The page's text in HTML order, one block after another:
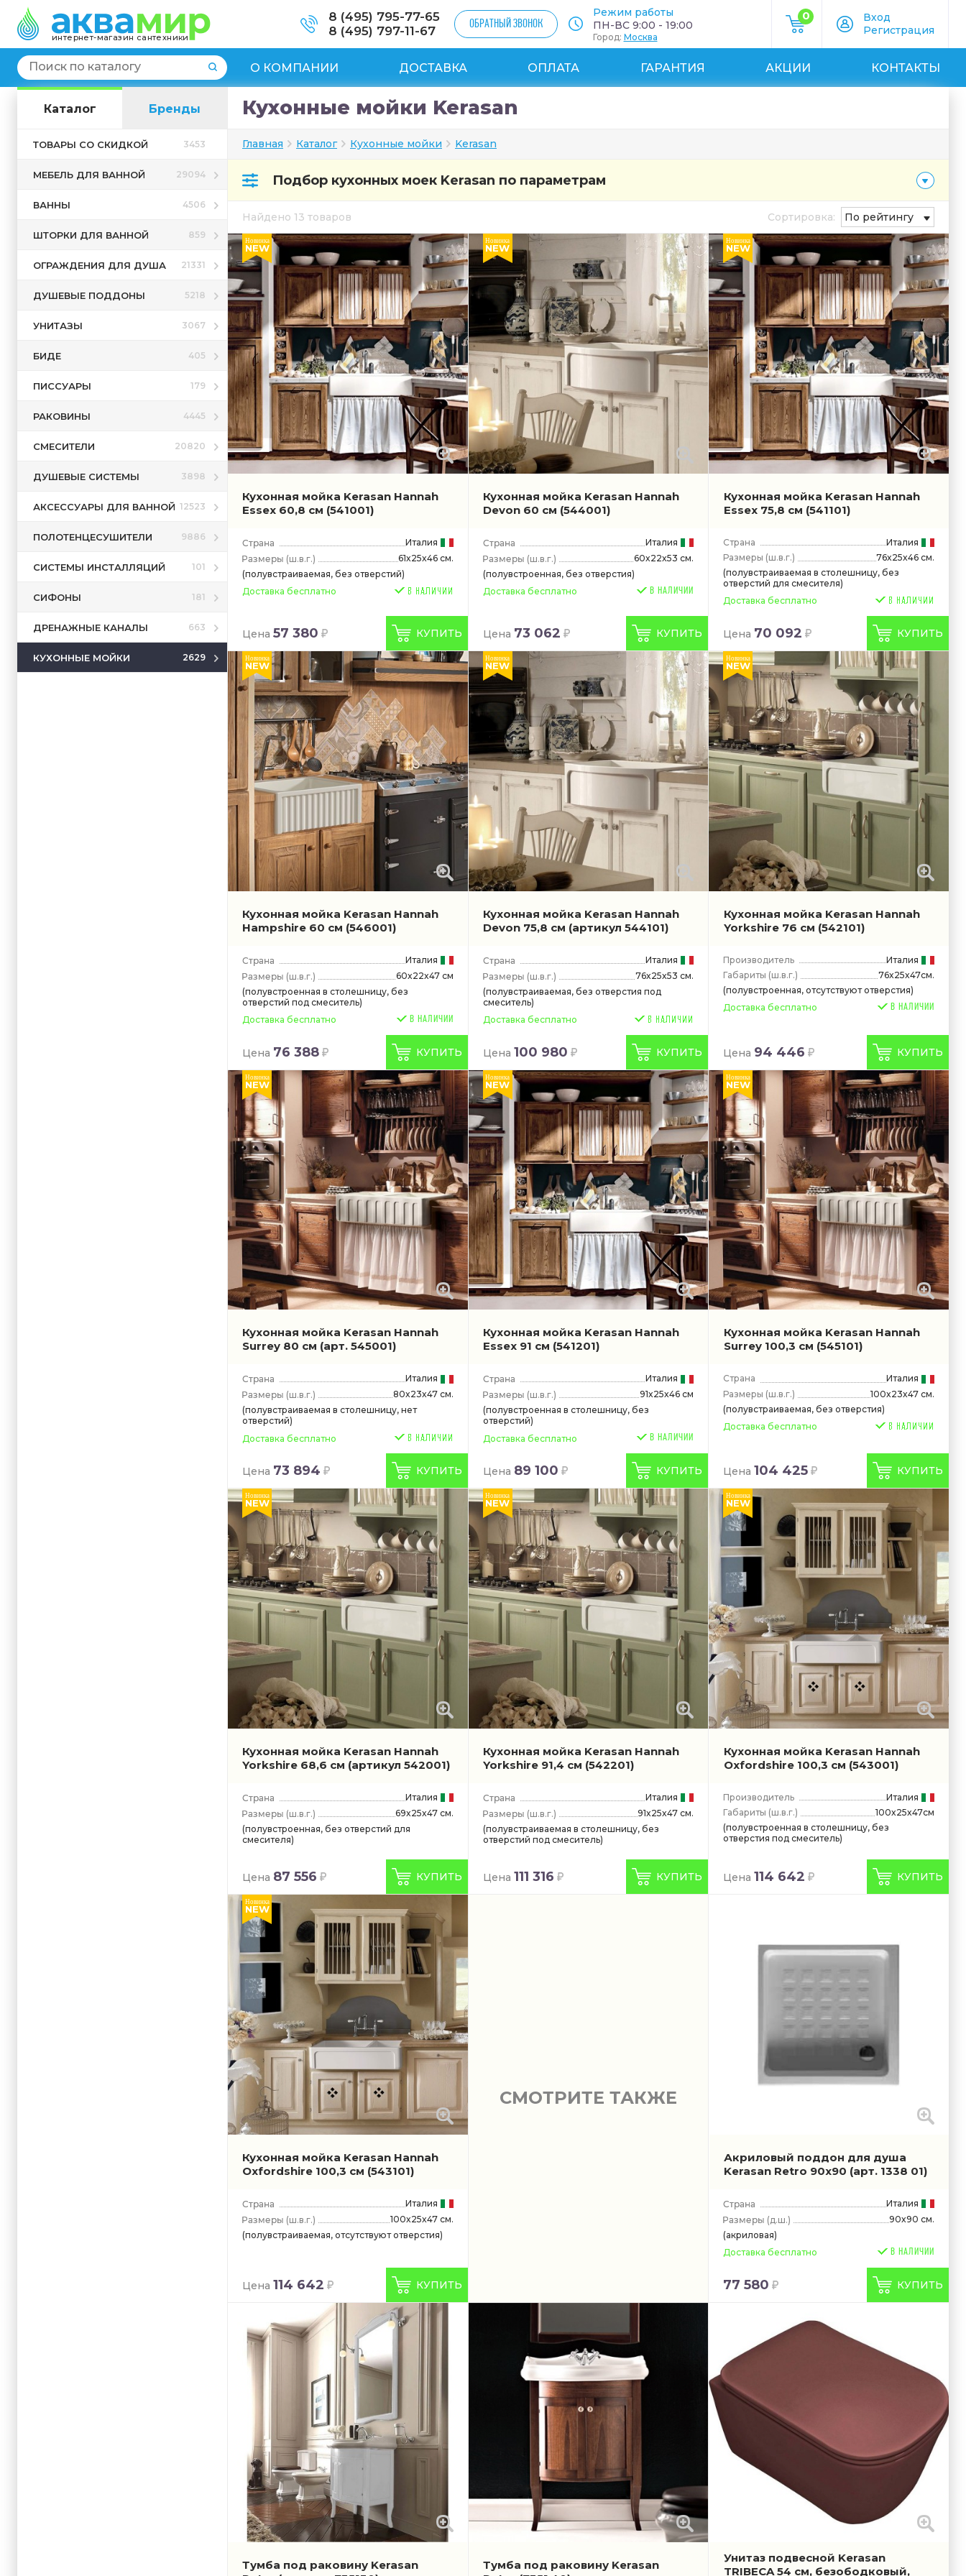
интернет-магазин сантехники
8 (495) 795-77-65
8 (495) 797-11-67
ОБРАТНЫЙ ЗВОНОК
Режим работы
ПН-ВС 9:00 - 19:00
Город: Москва
0
Вход
Регистрация
О КОМПАНИИ ДОСТАВКА ОПЛАТА ГАРАНТИЯ АКЦИИ КОНТАКТЫ
Каталог Бренды
ТОВАРЫ СО СКИДКОЙ 3453
МЕБЕЛЬ ДЛЯ ВАННОЙ 29094
ВАННЫ 4506
ШТОРКИ ДЛЯ ВАННОЙ 859
ОГРАЖДЕНИЯ ДЛЯ ДУША 21331
ДУШЕВЫЕ ПОДДОНЫ 5218
УНИТАЗЫ 3067
БИДЕ 405
ПИССУАРЫ 179
РАКОВИНЫ 4445
СМЕСИТЕЛИ 20820
ДУШЕВЫЕ СИСТЕМЫ 3898
АКСЕССУАРЫ ДЛЯ ВАННОЙ 12523
ПОЛОТЕНЦЕСУШИТЕЛИ 9886
СИСТЕМЫ ИНСТАЛЛЯЦИЙ 101
СИФОНЫ 181
ДРЕНАЖНЫЕ КАНАЛЫ 663
КУХОННЫЕ МОЙКИ 2629
Кухонные мойки Kerasan
Главная Каталог Кухонные мойки Kerasan
Подбор кухонных моек Kerasan по параметрам
Найдено 13 товаров Сортировка: По рейтингу
Кухонная мойка Kerasan Hannah
Essex 60,8 см (541001)
Новинка
NEW
Италия
(ш.в.г.)
61x25x46 см.
(полувстраиваемая, без отверстий)
Доставка бесплатно
Цена 57 380 КУПИТЬ
Кухонная мойка Kerasan Hannah
Devon 60 см (544001)
Новинка
NEW
Италия
(ш.в.г.)
60x22x53 см.
(полувстроенная, без отверстия)
Доставка бесплатно
В НАЛИЧИИ
Цена 73 062 КУПИТЬ
Кухонная мойка Kerasan Hannah
Essex 75,8 см (541101)
Новинка
NEW
Страна
Италия
Размеры (ш.в.г.)
76x25x46 см.
(полувстраиваемая в столешницу, без
отверстий для смесителя)
Доставка бесплатно
Цена 70 092 КУПИТЬ
Кухонная мойка Kerasan Hannah
Hampshire 60 см (546001)
Новинка
NEW
Италия
(ш.в.г.)
60x22x47 см
(полувстроенная в столешницу, без
отверстий под смеситель)
Доставка бесплатно
В НАЛИЧИИ
Цена 76 388 КУПИТЬ
Кухонная мойка Kerasan Hannah
Devon 75,8 см (артикул 544101)
Новинка
NEW
Италия
(ш.в.г.)
76x25x53 см.
(полувстраиваемая, без отверстия под
смеситель)
Доставка бесплатно
Цена 100 980 КУПИТЬ
Кухонная мойка Kerasan Hannah
Yorkshire 76 см (542101)
Новинка
NEW
Производитель
Италия
Габариты (ш.в.г.)
76x25x47см.
(полувстроенная, отсутствуют отверстия)
Доставка бесплатно
В НАЛИЧИИ
Цена 94 446 КУПИТЬ
Кухонная мойка Kerasan Hannah
Surrey 80 см (арт. 545001)
Новинка
NEW
Италия
(ш.в.г.)
80x23x47 см.
(полувстраиваемая в столешницу, нет
отверстий)
Доставка бесплатно
Цена 73 894 КУПИТЬ
Кухонная мойка Kerasan Hannah
Essex 91 см (541201)
Новинка
NEW
Италия
(ш.в.г.)
91x25x46 см
(полувстроенная в столешницу, без
отверстий)
Доставка бесплатно
В НАЛИЧИИ
Цена 89 100 КУПИТЬ
Кухонная мойка Kerasan Hannah
Surrey 100,3 см (545101)
Новинка
NEW
Страна
Италия
Размеры (ш.в.г.)
100x23x47 см.
(полувстраиваемая, без отверстия)
Доставка бесплатно
Цена 104 425 КУПИТЬ
Кухонная мойка Kerasan Hannah
Yorkshire 68,6 см (артикул 542001)
Новинка
NEW
Италия
(ш.в.г.)
69x25x47 см.
(полувстроенная, без отверстий для
смесителя)
Цена 87 556 КУПИТЬ
Кухонная мойка Kerasan Hannah
Yorkshire 91,4 см (542201)
Новинка
NEW
Италия
(ш.в.г.)
91x25x47 см.
(полувстраиваемая в столешницу, без
отверстий под смеситель)
Цена 111 316 КУПИТЬ
Кухонная мойка Kerasan Hannah
Oxfordshire 100,3 см (543001)
Новинка
NEW
Производитель
Италия
Габариты (ш.в.г.)
100x25x47см
(полувстроенная в столешницу, без
отверстия под смеситель)
Цена 114 642 КУПИТЬ
Кухонная мойка Kerasan Hannah
Oxfordshire 100,3 см (543101)
Новинка
NEW
Италия
(ш.в.г.)
100x25x47 см.
(полувстраиваемая, отсутствуют отверстия)
Цена 114 642 КУПИТЬ
СМОТРИТЕ ТАКЖЕ
Акриловый поддон для душа
Kerasan Retro 90x90 (арт. 1338 01)
Италия
(д.ш.)
90x90 см.
(акриловая)
Доставка бесплатно
В НАЛИЧИИ
77 580 КУПИТЬ
Тумба под раковину Kerasan
Тумба под раковину Kerasan
Унитаз подвесной Kerasan
TRIBECA 54 см, безободковый,